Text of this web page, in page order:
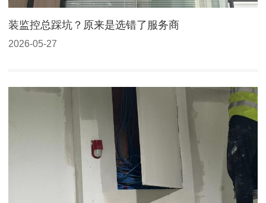
装监控总踩坑？原来是选错了服务商
2026-05-27